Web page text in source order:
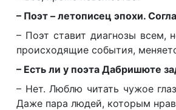
– Поэт – летописец эпохи.
– Поэт ставит диагнозы всем,
происходящие события,
– Есть ли у поэта Дабришюте
– Нет. Люблю читать чужое
Даже пара людей, которым